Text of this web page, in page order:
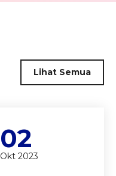
Lihat Semua
02
Okt 2023